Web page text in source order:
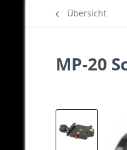
Übersicht
MP-20